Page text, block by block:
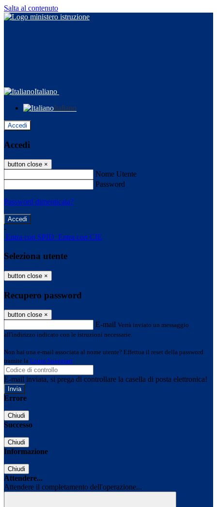
Salta al contenuto
Italiano
Italiano
Accedi
Accedi
button close ×
Nome Utente
Password
Password dimenticata?
-
Entra con SPID Entra con CIE
Seleziona utente
button close ×
Recupero password
button close ×
E-mail Verrà inviato un messaggio
all'indirizzo indicato con le istruzioni necessarie.
Non hai una e-mail associata al nome utente? Effettua il reset della password
tramite la Login Spaggiari
E-mail inviata, si prega di controllare la casella di posta elettronica!
Errore
Chiudi
Successo
Chiudi
Informazione
Chiudi
Attendere...
Attendere il completamento dell'operazione...